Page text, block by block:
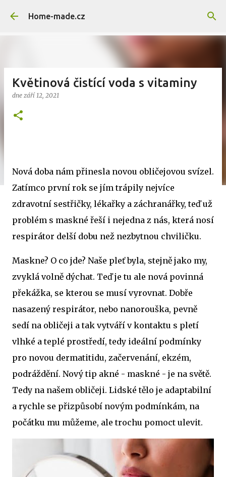
Přeskočit na hlavní obsah
Home-made.cz
Květinová čistící voda s vitaminy
dne září 12, 2021
Nová doba nám přinesla novou obličejovou svízel.
Zatímco první rok se jím trápily nejvíce
zdravotní sestřičky, lékařky a záchranářky, teď už
problém s maskné řeší i nejedna z nás, která nosí
respirátor delší dobu než nezbytnou chviličku.
Maskne? O co jde? Naše pleť byla, stejně jako my,
zvyklá volně dýchat. Teď je tu ale nová povinná
překážka, se kterou se musí vyrovnat. Dobře
nasazený respirátor, nebo nanorouška, pevně
sedí na obličeji a tak vytváří v kontaktu s pletí
vlhké a teplé prostředí, tedy ideální podmínky
pro novou dermatitidu, začervenání, ekzém,
podráždění. Nový tip akné - maskné - je na světě.
Tedy na našem obličeji. Lidské tělo je adaptabilní
a rychle se přizpůsobí novým podmínkám, na
počátku mu můžeme, ale trochu pomoct ulevit.